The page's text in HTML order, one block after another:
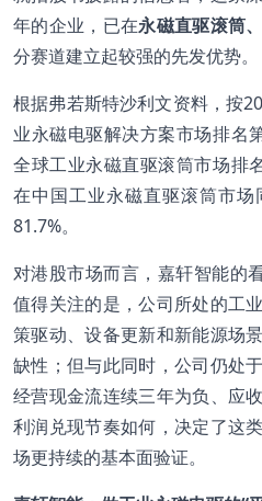
年的企业，已在永磁直驱滚筒
分赛道建立起较强的先发优势。
根据弗若斯特沙利文资料，按
业永磁电驱解决方案市场排名
全球工业永磁直驱滚筒市场排
在中国工业永磁直驱滚筒市
81.7%。
对港股市场而言，嘉轩智能的
值得关注的是，公司所处的工
策驱动、设备更新和新能源场
缺性；但与此同时，公司仍处
经营现金流连续三年为负、应
利润兑现节奏如何，决定了这
场更持续的基本面验证。